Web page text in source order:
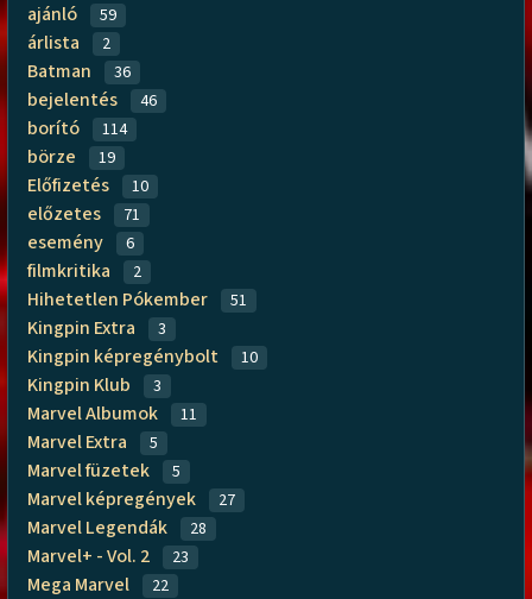
ajánló 59
árlista 2
Batman 36
bejelentés 46
borító 114
börze 19
Előfizetés 10
előzetes 71
esemény 6
filmkritika 2
Hihetetlen Pókember 51
Kingpin Extra 3
Kingpin képregénybolt 10
Kingpin Klub 3
Marvel Albumok 11
Marvel Extra 5
Marvel füzetek 5
Marvel képregények 27
Marvel Legendák 28
Marvel+ - Vol. 2 23
Mega Marvel 22